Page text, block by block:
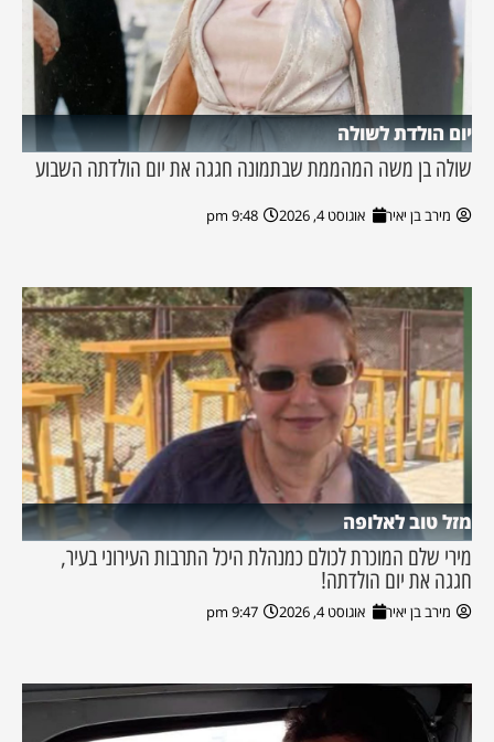
יום הולדת לשולה
שולה בן משה המהממת שבתמונה חגגה את יום הולדתה השבוע
מירב בן יאיר אוגוסט 4, 2026 9:48 pm
מזל טוב לאלופה
מירי שלם המוכרת לכולם כמנהלת היכל התרבות העירוני בעיר,
חגגה את יום הולדתה!
מירב בן יאיר אוגוסט 4, 2026 9:47 pm